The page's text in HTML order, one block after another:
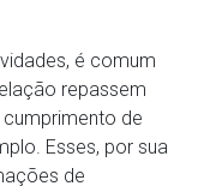
é comum
repassem
de
Esses, por sua
de